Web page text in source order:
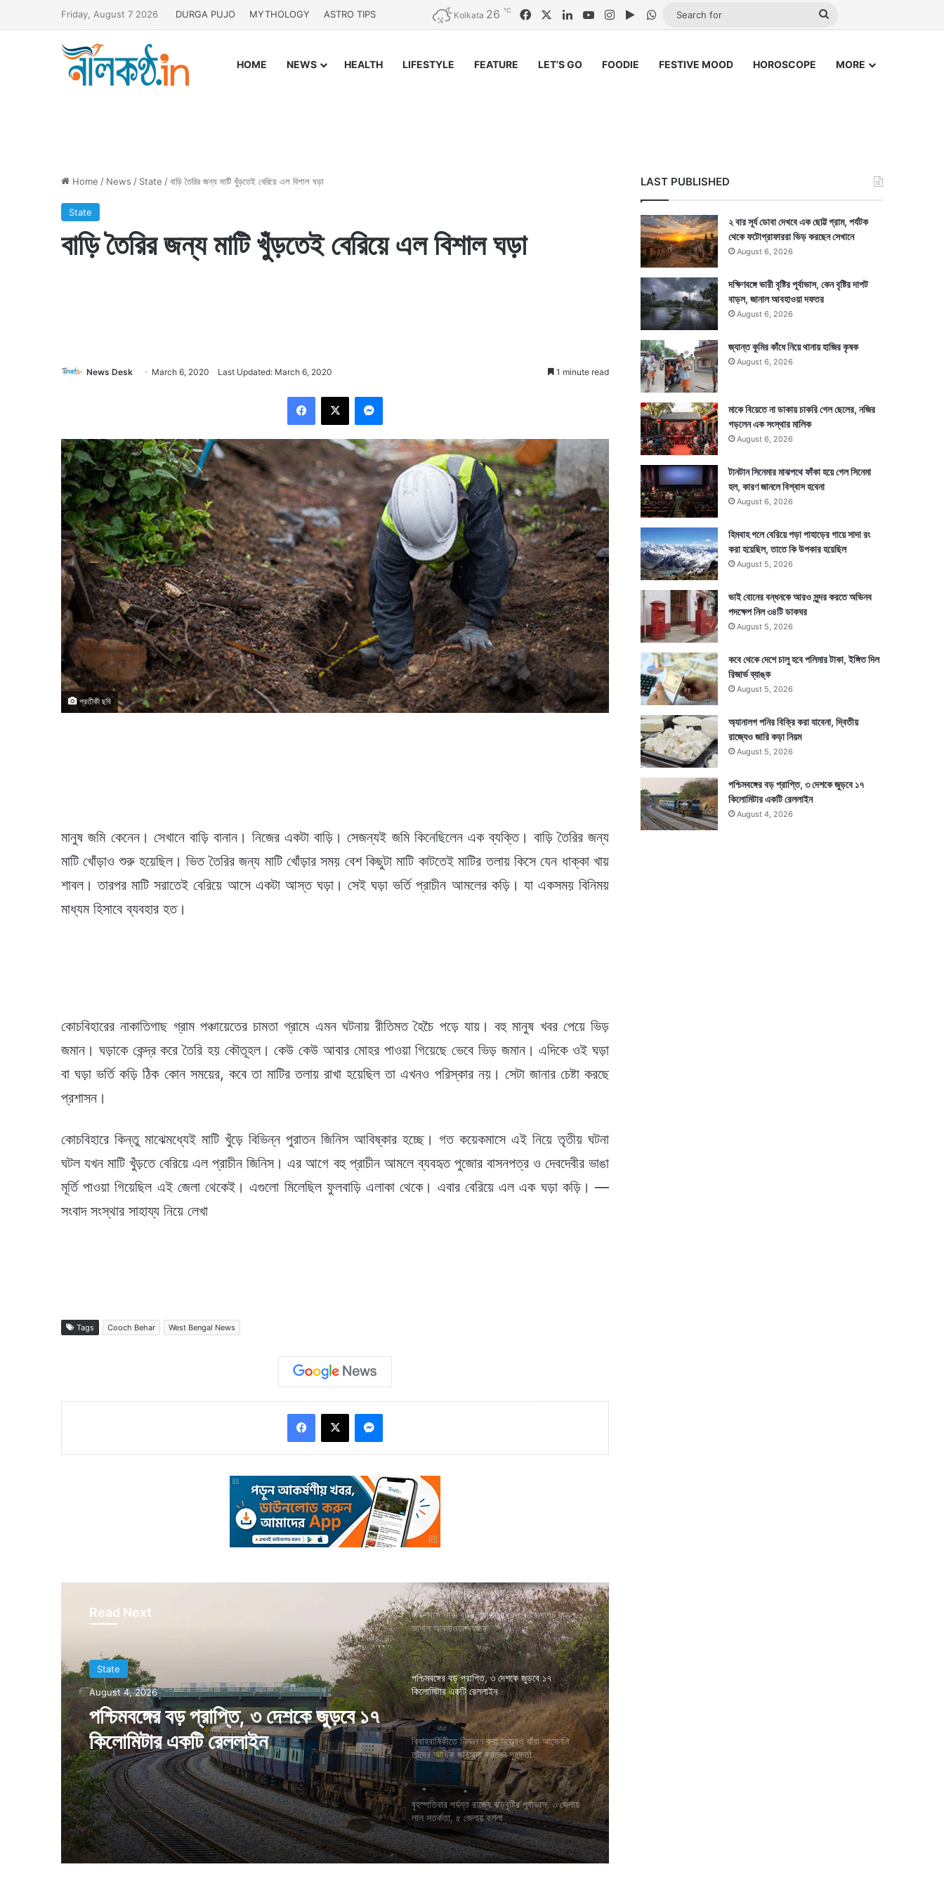
Friday, August 7 2026 DURGA PUJO MYTHOLOGY ASTRO TIPS Kolkata 26 ℃ FacebookLinkedInYouTubeInstagramGoogle Play
WhatsApp
Search
HOME NEWS HEALTH LIFESTYLE FEATURE LET’S GO FOODIE FESTIVE MOOD HOROSCOPE MORE
Home / News / State /বাড়ি তৈরির জন্য মাটি খুঁড়তেই বেরিয়ে এল বিশাল ঘড়া
State
বাড়ি তৈরির জন্য মাটি খুঁড়তেই বেরিয়ে এল বিশাল ঘড়া
News Desk March 6, 2020 Last Updated: March 6, 2020 1 minute read
প্রতীকী ছবি
মানুষ জমি কেনেন। সেখানে বাড়ি বানান। নিজের একটা বাড়ি। সেজন্যই জমি কিনেছিলেন এক ব্যক্তি। বাড়ি তৈরির জন্য
মাটি খোঁড়াও শুরু হয়েছিল। ভিত তৈরির জন্য মাটি খোঁড়ার সময় বেশ কিছুটা মাটি কাটতেই মাটির তলায় কিসে যেন ধাক্কা খায়
শাবল। তারপর মাটি সরাতেই বেরিয়ে আসে একটা আস্ত ঘড়া। সেই ঘড়া ভর্তি প্রাচীন আমলের কড়ি। যা একসময় বিনিময়
মাধ্যম হিসাবে ব্যবহার হত।
কোচবিহারের নাকাতিগাছ গ্রাম পঞ্চায়েতের চামতা গ্রামে এমন ঘটনায় রীতিমত হৈচৈ পড়ে যায়। বহু মানুষ খবর পেয়ে ভিড়
জমান। ঘড়াকে কেন্দ্র করে তৈরি হয় কৌতূহল। কেউ কেউ আবার মোহর পাওয়া গিয়েছে ভেবে ভিড় জমান। এদিকে ওই ঘড়া
বা ঘড়া ভর্তি কড়ি ঠিক কোন সময়ের, কবে তা মাটির তলায় রাখা হয়েছিল তা এখনও পরিস্কার নয়। সেটা জানার চেষ্টা করছে
প্রশাসন।
কোচবিহারে কিন্তু মাঝেমধ্যেই মাটি খুঁড়ে বিভিন্ন পুরাতন জিনিস আবিষ্কার হচ্ছে। গত কয়েকমাসে এই নিয়ে তৃতীয় ঘটনা
ঘটল যখন মাটি খুঁড়তে বেরিয়ে এল প্রাচীন জিনিস। এর আগে বহু প্রাচীন আমলে ব্যবহৃত পুজোর বাসনপত্র ও দেবদেবীর ভাঙা
মূর্তি পাওয়া গিয়েছিল এই জেলা থেকেই। এগুলো মিলেছিল ফুলবাড়ি এলাকা থেকে। এবার বেরিয়ে এল এক ঘড়া কড়ি। —
সংবাদ সংস্থার সাহায্য নিয়ে লেখা
Tags Cooch Behar West Bengal News
Read Next
State
August 4, 2026
পশ্চিমবঙ্গের বড় প্রাপ্তি, ৩ দেশকে জুড়বে ১৭
কিলোমিটার একটি রেললাইন
দক্ষিণবঙ্গে ভারী বৃষ্টির পূর্বাভাস, কেন বৃষ্টির দাপট বাড়ল,
জানাল আবহাওয়া দফতর
পশ্চিমবঙ্গের বড় প্রাপ্তি, ৩ দেশকে জুড়বে ১৭
কিলোমিটার একটি রেললাইন
বিবাহবার্ষিকীতে নিমন্ত্রণ করা সত্ত্বেও যাঁরা আসেননি
তাঁদের আর্থিক জরিমানা করলেন গৃহকর্তা
বৃহস্পতিবার পর্যন্ত রাজ্যে ঝড়বৃষ্টির পূর্বাভাস, ৩ জেলায়
লাল সতর্কতা, ৫ জেলায় কমলা
LAST PUBLISHED
২ বার সূর্য ডোবা দেখবে এক ছোট্ট গ্রাম, পর্যটক
থেকে ফটোগ্রাফাররা ভিড় করছেন সেখানে
August 6, 2026
দক্ষিণবঙ্গে ভারী বৃষ্টির পূর্বাভাস, কেন বৃষ্টির দাপট
বাড়ল, জানাল আবহাওয়া দফতর
August 6, 2026
জ্যান্ত কুমির কাঁধে নিয়ে থানায় হাজির কৃষক
August 6, 2026
মাকে বিয়েতে না ডাকায় চাকরি গেল ছেলের, নজির
গড়লেন এক সংস্থার মালিক
August 6, 2026
টানটান সিনেমার মাঝপথে ফাঁকা হয়ে গেল সিনেমা
হল, কারণ জানলে বিশ্বাস হবেনা
August 6, 2026
হিমবাহ গলে বেরিয়ে পড়া পাহাড়ের গায়ে সাদা রং
করা হয়েছিল, তাতে কি উপকার হয়েছিল
August 5, 2026
ভাই বোনের বন্ধনকে আরও সুন্দর করতে অভিনব
পদক্ষেপ নিল ৩৪টি ডাকঘর
August 5, 2026
কবে থেকে দেশে চালু হবে পলিমার টাকা, ইঙ্গিত দিল
রিজার্ভ ব্যাঙ্ক
August 5, 2026
অ্যানালগ পনির বিক্রি করা যাবেনা, দ্বিতীয়
রাজ্যেও জারি কড়া নিয়ম
August 5, 2026
পশ্চিমবঙ্গের বড় প্রাপ্তি, ৩ দেশকে জুড়বে ১৭
কিলোমিটার একটি রেললাইন
August 4, 2026